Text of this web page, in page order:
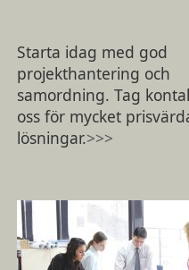
Starta idag med god
projekthantering och
samordning. Tag
oss för mycket
lösningar.>>>